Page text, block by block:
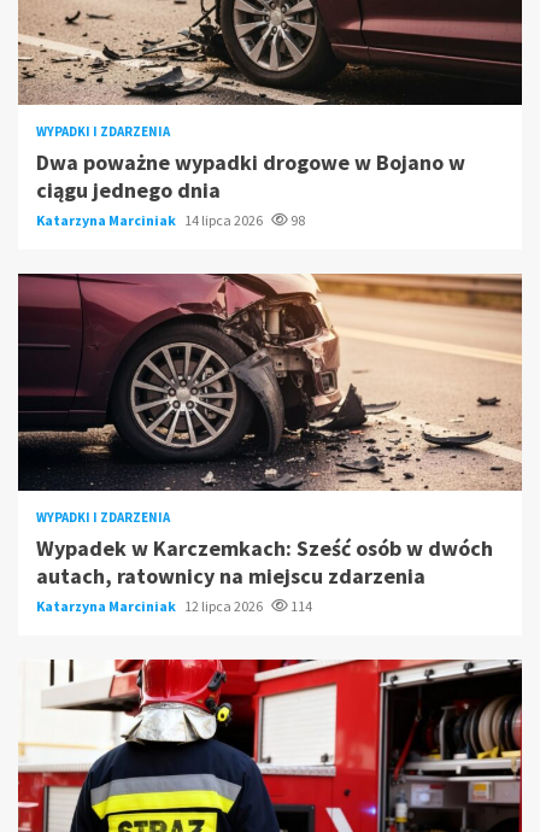
WYPADKI I ZDARZENIA
Dwa poważne wypadki drogowe w Bojano w
ciągu jednego dnia
Katarzyna Marciniak 14 lipca 2026 98
WYPADKI I ZDARZENIA
Wypadek w Karczemkach: Sześć osób w dwóch
autach, ratownicy na miejscu zdarzenia
Katarzyna Marciniak 12 lipca 2026 114